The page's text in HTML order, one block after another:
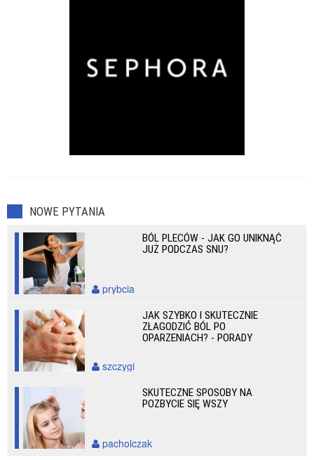
NOWE PYTANIA
BÓL PLECÓW - JAK GO UNIKNĄĆ
JUŻ PODCZAS SNU?
prybcia
JAK SZYBKO I SKUTECZNIE
ZŁAGODZIĆ BÓL PO
OPARZENIACH? - PORADY
szczygi
SKUTECZNE SPOSOBY NA
POZBYCIE SIĘ WSZY
pacholczak